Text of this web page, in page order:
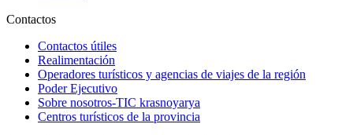
Contactos
Contactos útiles
Realimentación
Operadores turísticos y agencias de viajes de la región
Poder Ejecutivo
Sobre nosotros-TIC krasnoyarya
Centros turísticos de la provincia